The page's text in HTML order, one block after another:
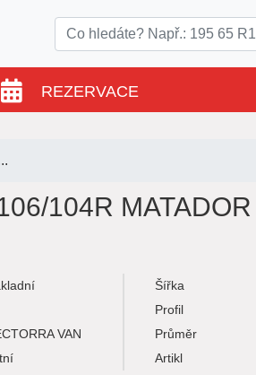
REZERVACE
104R
VAN
Šířka
Profil
Průměr
Artikl